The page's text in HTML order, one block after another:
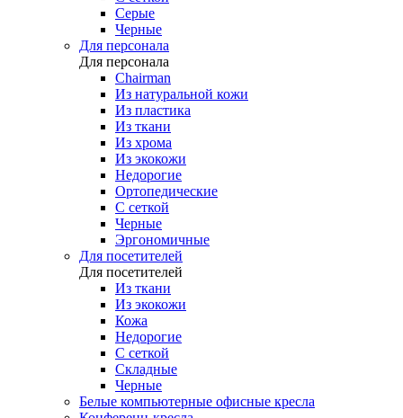
Серые
Черные
Для персонала
Для персонала
Chairman
Из натуральной кожи
Из пластика
Из ткани
Из хрома
Из экокожи
Недорогие
Ортопедические
С сеткой
Черные
Эргономичные
Для посетителей
Для посетителей
Из ткани
Из экокожи
Кожа
Недорогие
С сеткой
Складные
Черные
Белые компьютерные офисные кресла